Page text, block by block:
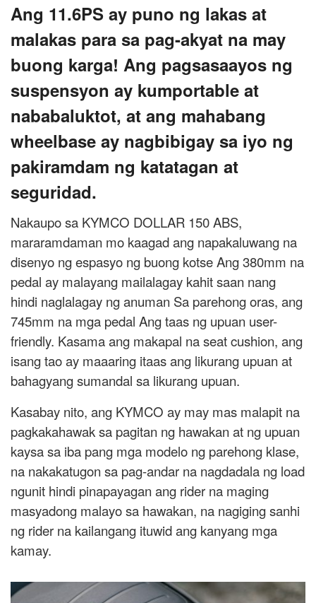
Ang 11.6PS ay puno ng lakas at
malakas para sa pag-akyat na may
buong karga! Ang pagsasaayos ng
suspensyon ay kumportable at
nababaluktot, at ang mahabang
wheelbase ay nagbibigay sa iyo ng
pakiramdam ng katatagan at
seguridad.
Nakaupo sa KYMCO DOLLAR 150 ABS,
mararamdaman mo kaagad ang napakaluwang na
disenyo ng espasyo ng buong kotse Ang 380mm na
pedal ay malayang mailalagay kahit saan nang
hindi naglalagay ng anuman Sa parehong oras, ang
745mm na mga pedal Ang taas ng upuan user-
friendly. Kasama ang makapal na seat cushion, ang
isang tao ay maaaring itaas ang likurang upuan at
bahagyang sumandal sa likurang upuan.
Kasabay nito, ang KYMCO ay may mas malapit na
pagkakahawak sa pagitan ng hawakan at ng upuan
kaysa sa iba pang mga modelo ng parehong klase,
na nakakatugon sa pag-andar na nagdadala ng load
ngunit hindi pinapayagan ang rider na maging
masyadong malayo sa hawakan, na nagiging sanhi
ng rider na kailangang ituwid ang kanyang mga
kamay.